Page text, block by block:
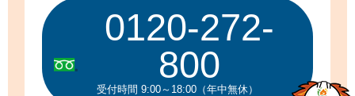
0120-272-
800
受付時間 9:00～18:00（年中無休）